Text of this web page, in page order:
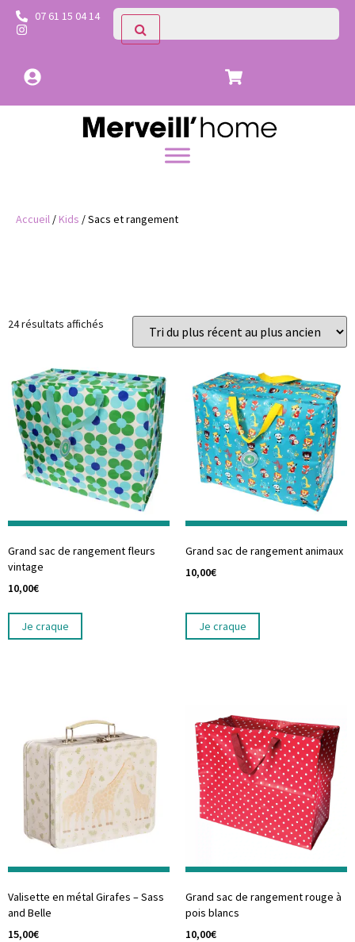
07 61 15 04 14
Accueil /Kids / Sacs et rangement
24 résultats affichés
Grand sac de rangement fleurs
vintage
10,00€
Je craque
Grand sac de rangement animaux
10,00€
Je craque
Valisette en métal Girafes – Sass
and Belle
15,00€
Grand sac de rangement rouge à
pois blancs
10,00€